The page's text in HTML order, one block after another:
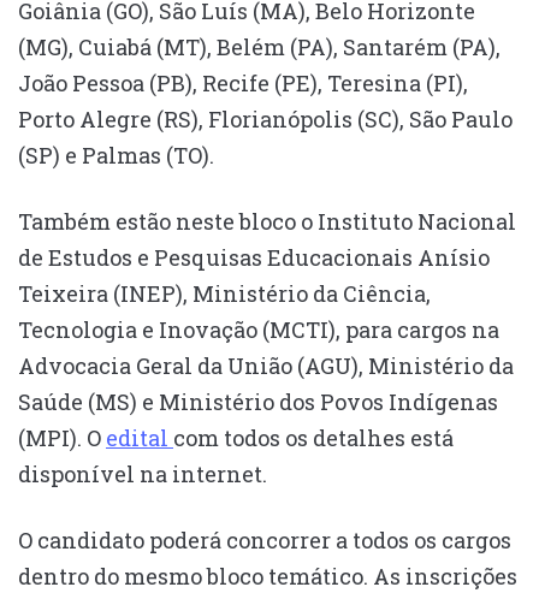
Goiânia (GO), São Luís (MA), Belo Horizonte
(MG), Cuiabá (MT), Belém (PA), Santarém (PA),
João Pessoa (PB), Recife (PE), Teresina (PI),
Porto Alegre (RS), Florianópolis (SC), São Paulo
(SP) e Palmas (TO).
Também estão neste bloco o Instituto Nacional
de Estudos e Pesquisas Educacionais Anísio
Teixeira (INEP), Ministério da Ciência,
Tecnologia e Inovação (MCTI), para cargos na
Advocacia Geral da União (AGU), Ministério da
Saúde (MS) e Ministério dos Povos Indígenas
(MPI). O edital com todos os detalhes está
disponível na internet.
O candidato poderá concorrer a todos os cargos
dentro do mesmo bloco temático. As inscrições